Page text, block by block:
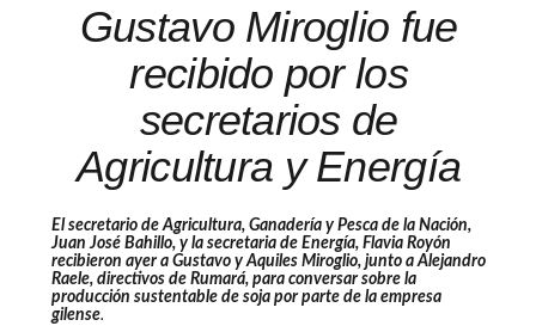
Gustavo Miroglio fue
recibido por los
secretarios de
Agricultura y Energía
El secretario de Agricultura, Ganadería y Pesca de la Nación,
Juan José Bahillo, y la secretaria de Energía, Flavia Royón
recibieron ayer a Gustavo y Aquiles Miroglio, junto a Alejandro
Raele, directivos de Rumará, para conversar sobre la
producción sustentable de soja por parte de la empresa
gilense.